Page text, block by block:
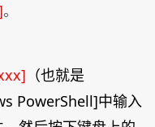
。
（也就是
PowerShell]中输入